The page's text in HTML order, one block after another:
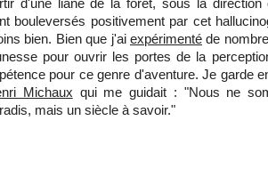
bouleversés positivement par cet
bien. Bien que j'ai expérimenté de
pour ouvrir les portes de la
pour ce genre d'aventure. Je garde
Michaux qui me guidait : "Nous ne
mais un siècle à savoir."